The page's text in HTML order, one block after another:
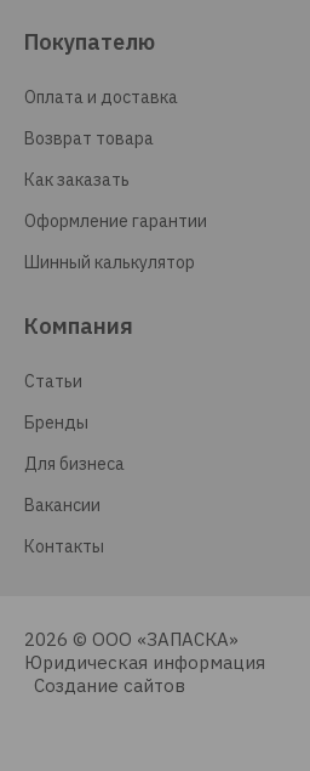
Покупателю
Оплата и доставка
Возврат товара
Как заказать
Оформление гарантии
Шинный калькулятор
Компания
Статьи
Бренды
Для бизнеса
Вакансии
Контакты
2026 © ООО «ЗАПАСКА»
Юридическая информация
Создание сайтов